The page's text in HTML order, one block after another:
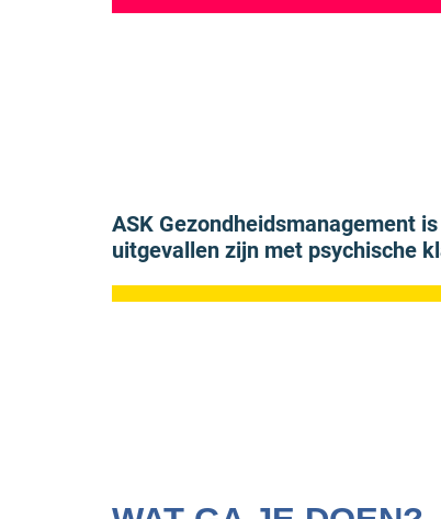
ASK Gezondheidsmanagement
uitgevallen zijn met psychische